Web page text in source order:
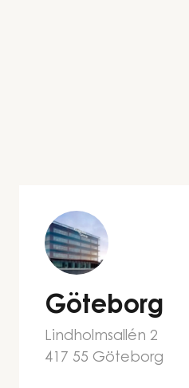
Göteborg
Lindholmsallén 2
417 55 Göteborg